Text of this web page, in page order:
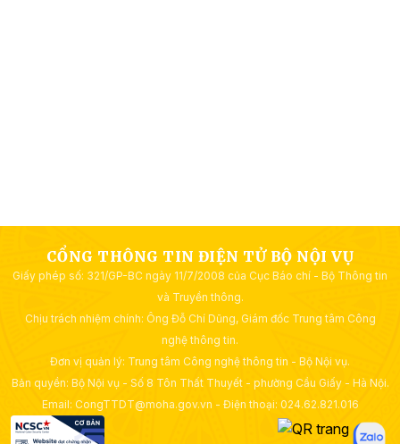
CỔNG THÔNG TIN ĐIỆN TỬ BỘ NỘI VỤ
Giấy phép số: 321/GP-BC ngày 11/7/2008 của Cục Báo chí - Bộ Thông tin
và Truyền thông.
Chịu trách nhiệm chính: Ông Đỗ Chí Dũng, Giám đốc Trung tâm Công
nghệ thông tin.
Đơn vị quản lý: Trung tâm Công nghệ thông tin - Bộ Nội vụ.
Bản quyền: Bộ Nội vụ - Số 8 Tôn Thất Thuyết - phường Cầu Giấy - Hà Nội.
Email: CongTTDT@moha.gov.vn - Điện thoại: 024.62.821.016